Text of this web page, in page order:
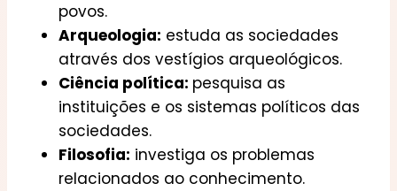
povos.
Arqueologia: estuda as sociedades
através dos vestígios arqueológicos.
Ciência política: pesquisa as
instituições e os sistemas políticos das
sociedades.
Filosofia: investiga os problemas
relacionados ao conhecimento.